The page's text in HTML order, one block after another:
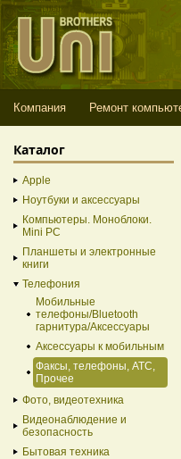
Компания Ремонт
Каталог
Apple
Ноутбуки и аксессуары
Компьютеры. Моноблоки.
Mini PC
Планшеты и электронные
книги
Телефония
Мобильные
телефоны/Bluetooth
гарнитура/Аксессуары
Аксессуары к мобильным
Факсы, телефоны, АТС,
Прочее
Фото, видеотехника
Видеонаблюдение и
безопасность
Бытовая техника